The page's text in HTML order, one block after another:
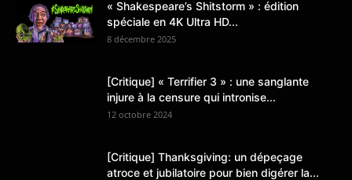
« Shakespeare’s Shitstorm » : édition
spéciale en 4K Ultra HD...
8 décembre 2025
[Critique] « Terrifier 3 » : une sanglante
injure à la censure qui intronise...
12 octobre 2024
[Critique] Thanksgiving: un dépeçage
atroce et jubilatoire pour bien digérer la...